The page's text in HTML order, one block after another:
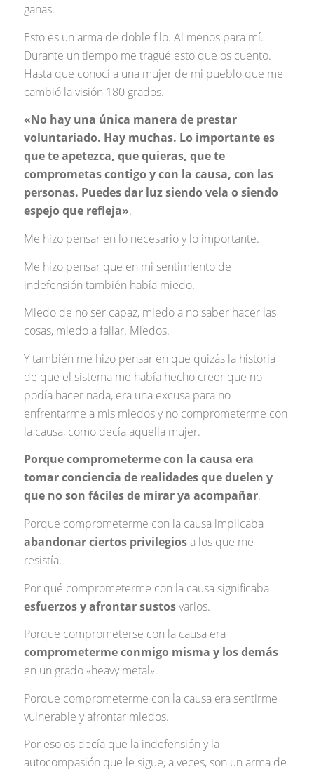
ganas.
Esto es un arma de doble filo. Al menos para mí.
Durante un tiempo me tragué esto que os cuento.
Hasta que conocí a una mujer de mi pueblo que me
cambió la visión 180 grados.
«No hay una única manera de prestar
voluntariado. Hay muchas. Lo importante es
que te apetezca, que quieras, que te
comprometas contigo y con la causa, con las
personas. Puedes dar luz siendo vela o siendo
espejo que refleja».
Me hizo pensar en lo necesario y lo importante.
Me hizo pensar que en mi sentimiento de
indefensión también había miedo.
Miedo de no ser capaz, miedo a no saber hacer las
cosas, miedo a fallar. Miedos.
Y también me hizo pensar en que quizás la historia
de que el sistema me había hecho creer que no
podía hacer nada, era una excusa para no
enfrentarme a mis miedos y no comprometerme con
la causa, como decía aquella mujer.
Porque comprometerme con la causa era
tomar conciencia de realidades que duelen y
que no son fáciles de mirar ya acompañar.
Porque comprometerme con la causa implicaba
abandonar ciertos privilegiosa los que me
resistía.
Por qué comprometerme con la causa significaba
esfuerzos y afrontar sustosvarios.
Porque comprometerse con la causa era
comprometerme conmigo misma y los demás
en un grado «heavy metal».
Porque comprometerme con la causa era sentirme
vulnerable y afrontar miedos.
Por eso os decía que la indefensión y la
autocompasión que le sigue, a veces, son un arma de